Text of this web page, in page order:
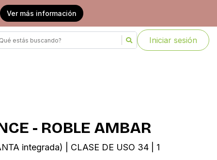
Ver más información
Iniciar sesión
- ROBLE AMBAR
integrada) | CLASE DE USO 34 | 1